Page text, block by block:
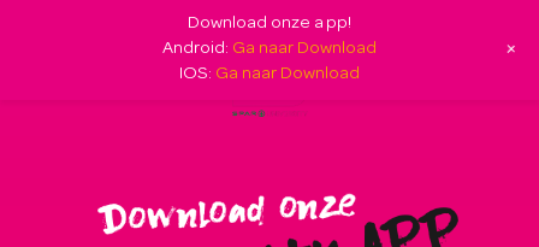
Download onze app!
Android: Ga naar Download
IOS: Ga naar Download
+